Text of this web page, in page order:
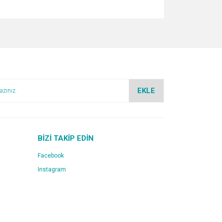
EKLE
BİZİ TAKİP EDİN
Facebook
Instagram